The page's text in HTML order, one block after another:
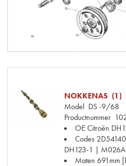
NOKKENAS (1)
Model DS -9/68
Productnummer
OE Citroën
Codes
DH123-1 |
Maten 691mm